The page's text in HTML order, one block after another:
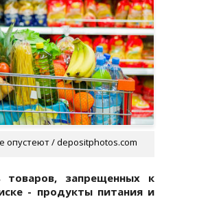
опустеют / depositphotos.com
товаров, запрещенных к
- продукты питания и